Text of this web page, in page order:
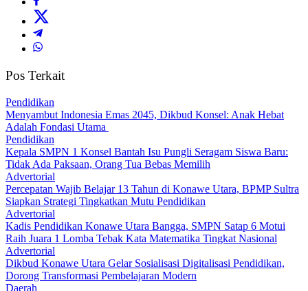
Pos Terkait
Pendidikan
‎Menyambut Indonesia Emas 2045, Dikbud Konsel: Anak Hebat
Adalah Fondasi Utama ‎
Pendidikan
Kepala SMPN 1 Konsel Bantah Isu Pungli Seragam Siswa Baru:
Tidak Ada Paksaan, Orang Tua Bebas Memilih
Advertorial
Percepatan Wajib Belajar 13 Tahun di Konawe Utara, BPMP Sultra
Siapkan Strategi Tingkatkan Mutu Pendidikan
Advertorial
Kadis Pendidikan Konawe Utara Bangga, SMPN Satap 6 Motui
Raih Juara 1 Lomba Tebak Kata Matematika Tingkat Nasional
Advertorial
Dikbud Konawe Utara Gelar Sosialisasi Digitalisasi Pendidikan,
Dorong Transformasi Pembelajaran Modern
Daerah